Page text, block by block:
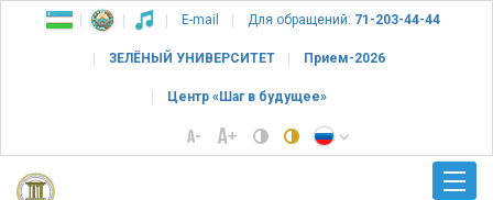
E-mail Для обращений: 71-203-44-44
ЗЕЛЁНЫЙ УНИВЕРСИТЕТ Прием-2026
Центр «Шаг в будущее»